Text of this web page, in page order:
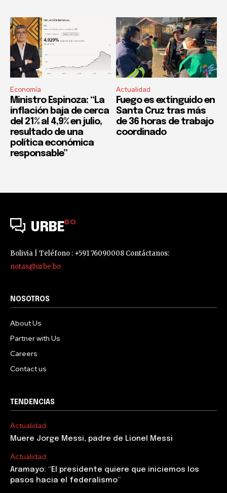
Economía
Ministro Espinoza: “La
inflación baja de cerca
del 21% al 4,9% en julio,
resultado de una
política económica
responsable”
Actualidad
Fuego es extinguido en
Santa Cruz tras más
de 36 horas de trabajo
coordinado
URBEBO
Bolivia | Teléfono : +591 76090008 Contáctanos:
notas@urbe.bo
NOSOTROS
About Us
Partner with Us
Careers
Contact us
TENDENCIAS
Actualidad
Muere Jorge Messi, padre de Lionel Messi
Actualidad
Aramayo: “El presidente quiere que iniciemos los
pasos hacia el federalismo”